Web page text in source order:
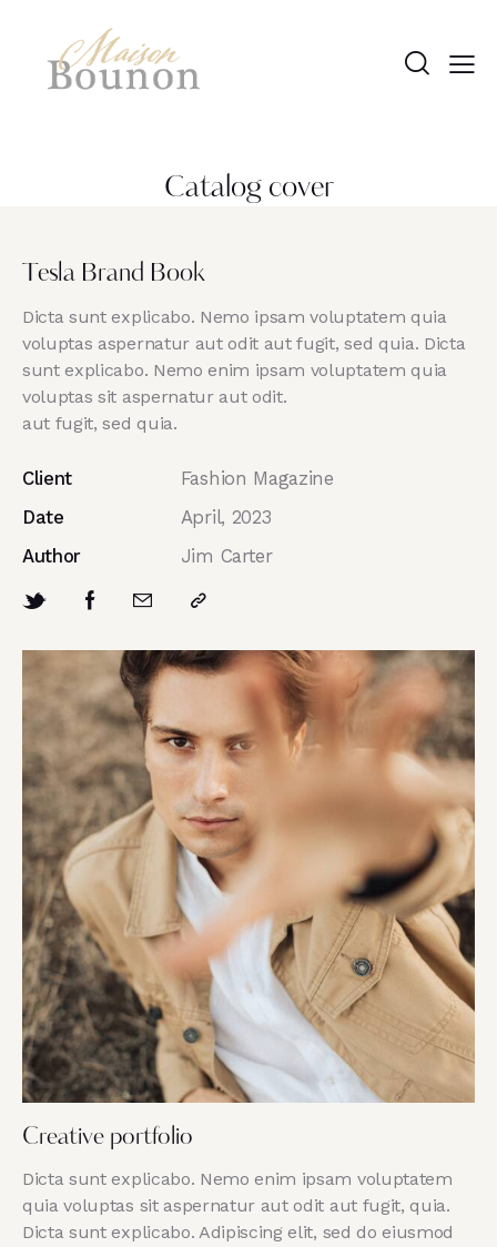
Catalog cover
Creative portfolio
Dicta sunt explicabo. Nemo enim ipsam voluptatem
quia voluptas sit aspernatur aut odit aut fugit, quia.
Dicta sunt explicabo. Adipiscing elit, sed do eiusmod
Tesla Brand Book
Dicta sunt explicabo. Nemo ipsam voluptatem quia
voluptas aspernatur aut odit aut fugit, sed quia. Dicta
sunt explicabo. Nemo enim ipsam voluptatem quia
voluptas sit aspernatur aut odit.
aut fugit, sed quia.
Client
Fashion Magazine
Date
April, 2023
Author
Jim Carter